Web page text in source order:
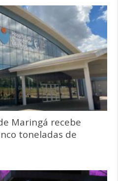
Maringá recebe
toneladas de